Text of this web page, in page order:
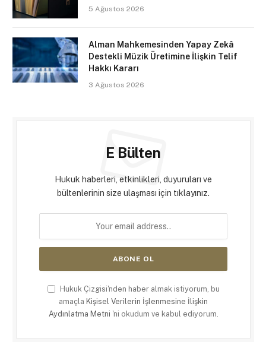
5 Ağustos 2026
Alman Mahkemesinden Yapay Zekâ
Destekli Müzik Üretimine İlişkin Telif
Hakkı Kararı
3 Ağustos 2026
E Bülten
Hukuk haberleri, etkinlikleri, duyuruları ve
bültenlerinin size ulaşması için tıklayınız.
Hukuk Çizgisi'nden haber almak istiyorum, bu
amaçla Kişisel Verilerin İşlenmesine İlişkin
Aydınlatma Metni 'ni okudum ve kabul ediyorum.